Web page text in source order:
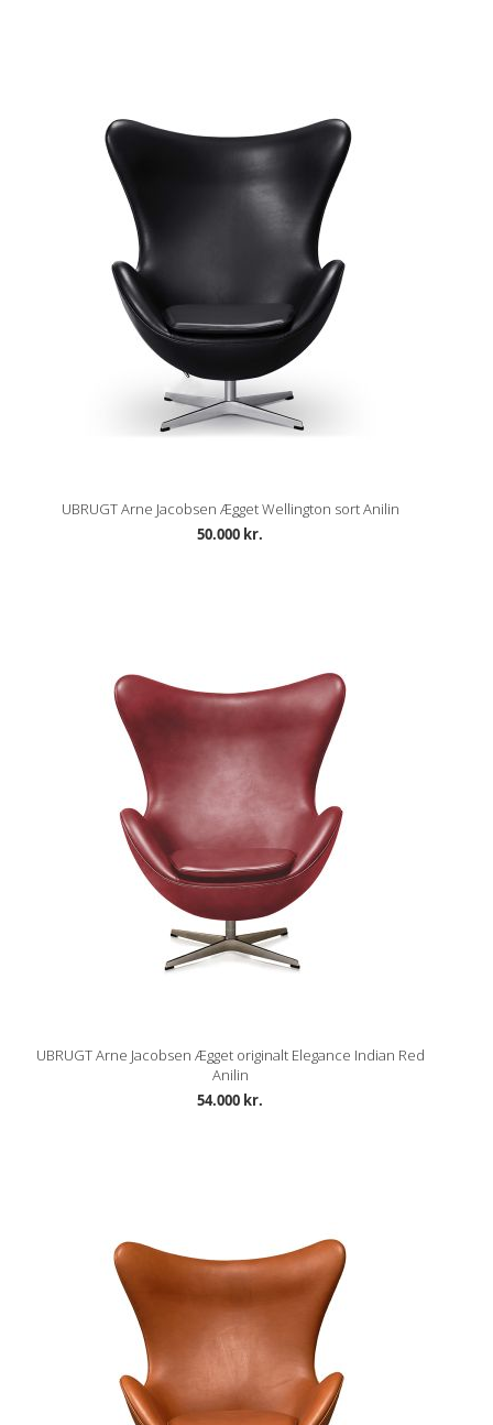
UBRUGT Arne Jacobsen Ægget Wellington sort Anilin
50.000 kr.
UBRUGT Arne Jacobsen Ægget originalt Elegance Indian Red
Anilin
54.000 kr.